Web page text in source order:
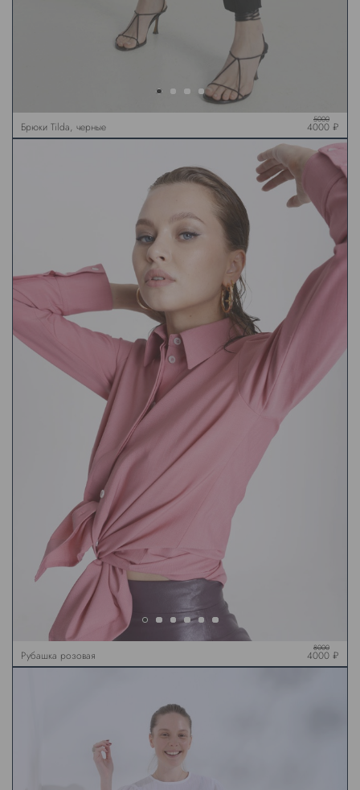
Брюки Tilda, черные
5000
4000 ₽
Рубашка розовая
8000
4000 ₽